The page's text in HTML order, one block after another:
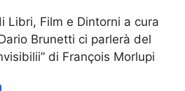
Libri, Film e Dintorni a cura
Brunetti ci parlerà del
di François Morlupi